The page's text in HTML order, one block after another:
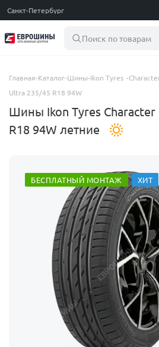
Санкт-Петербург
Поиск по товарам
Главная-Каталог-Шины-Ikon Tyres -
Ultra 235/45 R18 94W
Шины Ikon Tyres Character
R18 94W летние
БЕСПЛАТНЫЙ МОНТАЖ ХИТ